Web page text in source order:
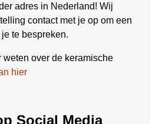
adres in Nederland! Wij
contact met je op om een
te bespreken.
weten over de keramische
hier
Social Media